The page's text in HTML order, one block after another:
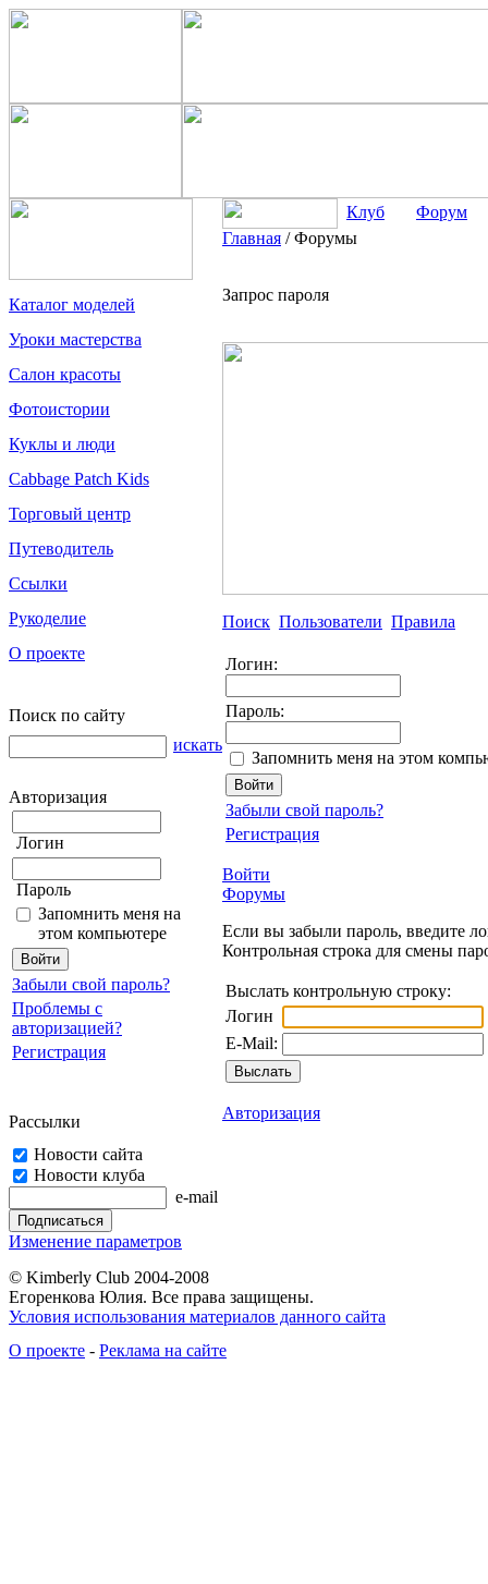
Каталог моделей
Уроки мастерства
Салон красоты
Фотоистории
Куклы и люди
Cabbage Patch Kids
Торговый центр
Путеводитель
Ссылки
Рукоделие
О проекте
Поиск по сайту
искать
Авторизация
Логин
Пароль
Запомнить меня на
этом компьютере
Забыли свой пароль?
Проблемы с
авторизацией?
Регистрация
Рассылки
Новости сайта
Новости клуба
e-mail
Изменение параметров
Клуб
Форум
Главная /Форумы
Запрос пароля
Поиск Пользователи Правила
Логин:
Пароль:
Запомнить меня на этом
Забыли свой пароль?
Регистрация
Войти
Форумы
Если вы забыли пароль, введите
Контрольная строка для смены
Выслать контрольную строку:
Логин
E-Mail:
Авторизация
© Kimberly Club 2004-2008
Егоренкова Юлия. Все права защищены.
Условия использования материалов данного сайта
О проекте - Реклама на сайте